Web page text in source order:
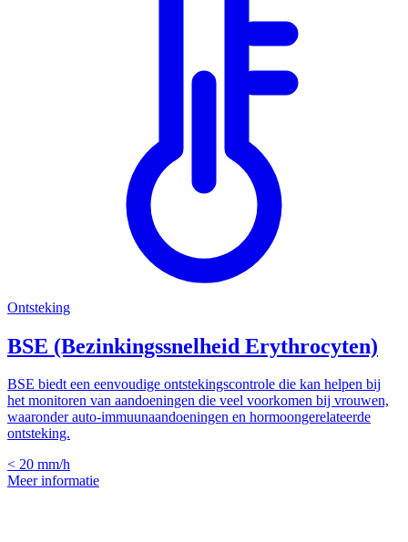
Ontsteking
BSE (Bezinkingssnelheid Erythrocyten)
BSE biedt een eenvoudige ontstekingscontrole die kan helpen bij
het monitoren van aandoeningen die veel voorkomen bij vrouwen,
waaronder auto-immuunaandoeningen en hormoongerelateerde
ontsteking.
< 20 mm/h
Meer informatie